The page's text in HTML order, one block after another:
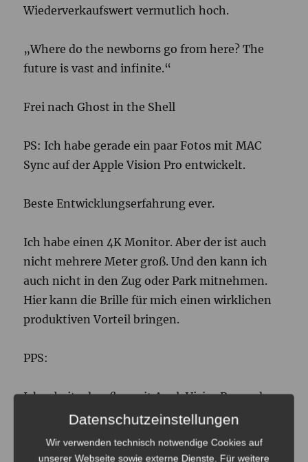
Wiederverkaufswert vermutlich hoch.
„Where do the newborns go from here? The
future is vast and infinite.“
Frei nach Ghost in the Shell
PS: Ich habe gerade ein paar Fotos mit MAC
Sync auf der Apple Vision Pro entwickelt.
Beste Entwicklungserfahrung ever.
Ich habe einen 4K Monitor. Aber der ist auch
nicht mehrere Meter groß. Und den kann ich
auch nicht in den Zug oder Park mitnehmen.
Hier kann die Brille für mich einen wirklichen
produktiven Vorteil bringen.
PPS:
Ich arbeite draußen mit AppleVisionPro und
Laptop. Die Brille schirmt meine Augen von der
doch recht starken Sonne ab. Und ich habe
einen riesigen Bildschrim „dabei“, der zwecks
Datenschutzeinstellungen
Wir verwenden technisch notwendige Cookies auf
unserer Webseite sowie externe Dienste. Für weitere